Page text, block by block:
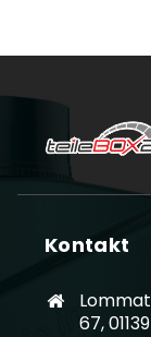
Kontakt
67,